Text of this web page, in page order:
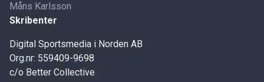
Måns Karlsson
Skribenter
Digital Sportsmedia i Norden AB
Org.nr: 559409-9698
c/o Better Collective